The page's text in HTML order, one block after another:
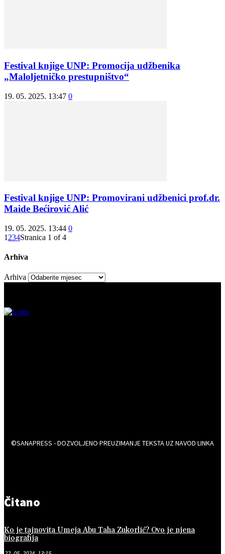
Festival knjige UNP: Promocija udžbenika
„Maloljetničko prestupništvo“
19. 05. 2025. 13:47 0
Festival knjige UNP: Promovirani udžbenici prof.dr.
Maide Bećirović Alić
19. 05. 2025. 13:44 0
1 234Stranica 1 of 4
Arhiva
Arhiva
©SANAPRESS - DOZVOLJENO PREUZIMANJE TEKSTA UZ NAVOD LINKA
Čitano
Ko je tajnovita Umeja Abu Taha Zukorlić? Ovo je njena
biografija